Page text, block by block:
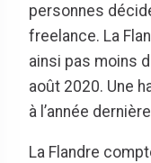
personnes
freelance. La
ainsi pas moins
août 2020. Une
à l’année
La Flandre